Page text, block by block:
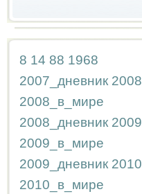
8 14 88 1968
2007_дневник 2008
2008_в_мире
2008_дневник 2009
2009_в_мире
2009_дневник 2010
2010_в_мире